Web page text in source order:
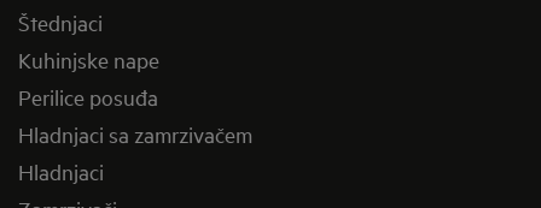
Štednjaci
Kuhinjske nape
Perilice posuđa
Hladnjaci sa zamrzivačem
Hladnjaci